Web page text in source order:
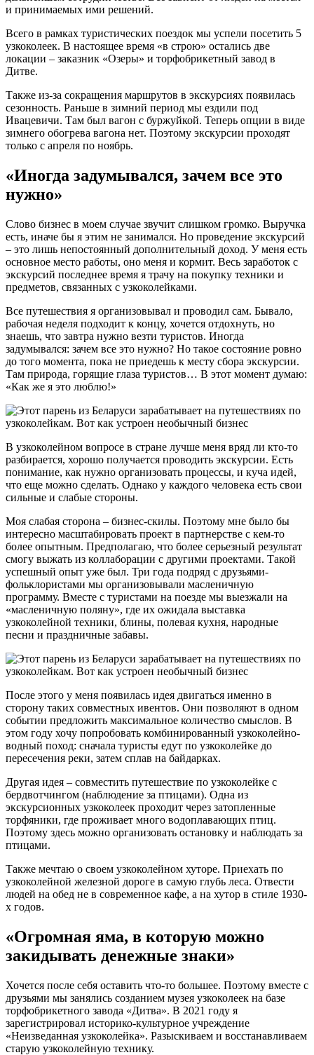
и принимаемых ими решений.
Всего в рамках туристических поездок мы успели посетить 5
узкоколеек. В настоящее время «в строю» остались две
локации – заказник «Озеры» и торфобрикетный завод в
Дитве.
Также из-за сокращения маршрутов в экскурсиях появилась
сезонность. Раньше в зимний период мы ездили под
Ивацевичи. Там был вагон с буржуйкой. Теперь опции в виде
зимнего обогрева вагона нет. Поэтому экскурсии проходят
только с апреля по ноябрь.
«Иногда задумывался, зачем все это
нужно»
Слово бизнес в моем случае звучит слишком громко. Выручка
есть, иначе бы я этим не занимался. Но проведение экскурсий
– это лишь непостоянный дополнительный доход. У меня есть
основное место работы, оно меня и кормит. Весь заработок с
экскурсий последнее время я трачу на покупку техники и
предметов, связанных с узкоколейками.
Все путешествия я организовывал и проводил сам. Бывало,
рабочая неделя подходит к концу, хочется отдохнуть, но
знаешь, что завтра нужно везти туристов. Иногда
задумывался: зачем все это нужно? Но такое состояние ровно
до того момента, пока не приедешь к месту сбора экскурсии.
Там природа, горящие глаза туристов… В этот момент думаю:
«Как же я это люблю!»
В узкоколейном вопросе в стране лучше меня вряд ли кто-то
разбирается, хорошо получается проводить экскурсии. Есть
понимание, как нужно организовать процессы, и куча идей,
что еще можно сделать. Однако у каждого человека есть свои
сильные и слабые стороны.
Моя слабая сторона – бизнес-скилы. Поэтому мне было бы
интересно масштабировать проект в партнерстве с кем-то
более опытным. Предполагаю, что более серьезный результат
смогу выжать из коллаборации с другими проектами. Такой
успешный опыт уже был. Три года подряд с друзьями-
фольклористами мы организовывали масленичную
программу. Вместе с туристами на поезде мы выезжали на
«масленичную поляну», где их ожидала выставка
узкоколейной техники, блины, полевая кухня, народные
песни и праздничные забавы.
После этого у меня появилась идея двигаться именно в
сторону таких совместных ивентов. Они позволяют в одном
событии предложить максимальное количество смыслов. В
этом году хочу попробовать комбинированный узкоколейно-
водный поход: сначала туристы едут по узкоколейке до
пересечения реки, затем сплав на байдарках.
Другая идея – совместить путешествие по узкоколейке с
бердвотчингом (наблюдение за птицами). Одна из
экскурсионных узкоколеек проходит через затопленные
торфяники, где проживает много водоплавающих птиц.
Поэтому здесь можно организовать остановку и наблюдать за
птицами.
Также мечтаю о своем узкоколейном хуторе. Приехать по
узкоколейной железной дороге в самую глубь леса. Отвести
людей на обед не в современное кафе, а на хутор в стиле 1930-
х годов.
«Огромная яма, в которую можно
закидывать денежные знаки»
Хочется после себя оставить что-то большее. Поэтому вместе с
друзьями мы занялись созданием музея узкоколеек на базе
торфобрикетного завода «Дитва». В 2021 году я
зарегистрировал историко-культурное учреждение
«Неизведанная узкоколейка». Разыскиваем и восстанавливаем
старую узкоколейную технику.